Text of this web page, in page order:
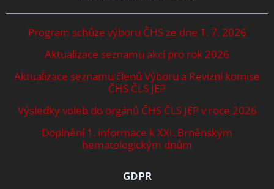
Program schůze výboru ČHS ze dne 1. 7. 2026
Aktualizace seznamu akcí pro rok 2026
Aktualizace seznamu členů Výboru a Revizní komise
ČHS ČLS JEP
Výsledky voleb do orgánů ČHS ČLS JEP v roce 2026
Doplnění 1. informace k XXI. Brněnským
hematologickým dnům
GDPR